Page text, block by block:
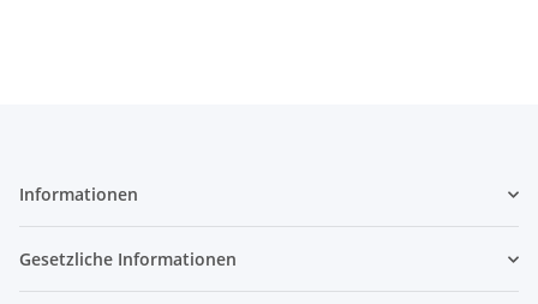
Informationen
Gesetzliche Informationen